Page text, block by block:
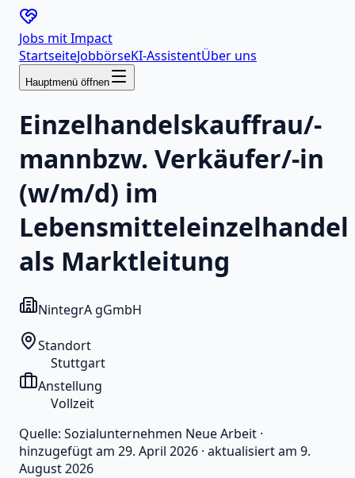
Jobs mitImpact
StartseiteJobbörseKI-AssistentÜber uns
Hauptmenü öffnen
Einzelhandelskauffrau/-
mannbzw. Verkäufer/-in
(w/m/d) im
Lebensmitteleinzelhandel
als Marktleitung
NintegrA gGmbH
Standort
Stuttgart
Anstellung
Vollzeit
Quelle: Sozialunternehmen Neue Arbeit ·
hinzugefügt am 29. April 2026 · aktualisiert am 9.
August 2026